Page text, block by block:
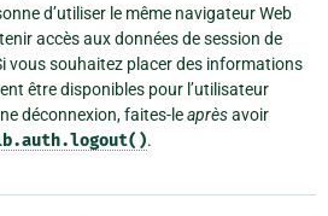
d’utiliser le même navigateur Web
accès aux données de session de
vous souhaitez placer des informations
être disponibles pour l’utilisateur
déconnexion, faites-leaprèsavoir
.